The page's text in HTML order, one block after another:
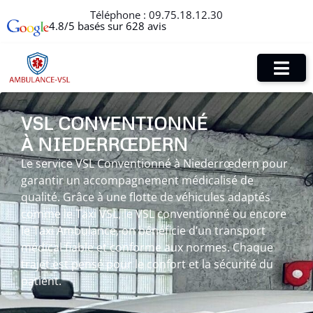
Téléphone : 09.75.18.12.30
4.8/5 basés sur 628 avis
VSL CONVENTIONNÉ
À NIEDERRŒDERN
Le service VSL Conventionné à Niederrœdern pour
garantir un accompagnement médicalisé de
qualité. Grâce à une flotte de véhicules adaptés
comme le Taxi VSL, le VSL conventionné ou encore
le Taxi Ambulance, on bénéficie d’un transport
médical fiable et conforme aux normes. Chaque
trajet est pensé pour le confort et la sécurité du
patient.